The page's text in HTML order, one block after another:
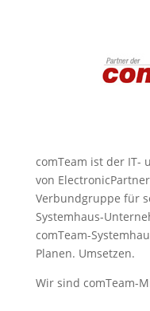
comTeam ist der IT-
von
Verbundgruppe für
Systemhaus-
comTeam-
Planen. Umsetzen.
Wir sind comTeam-